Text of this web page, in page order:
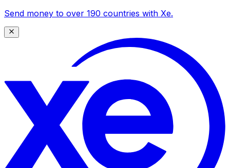
Send money to over 190 countries with Xe.